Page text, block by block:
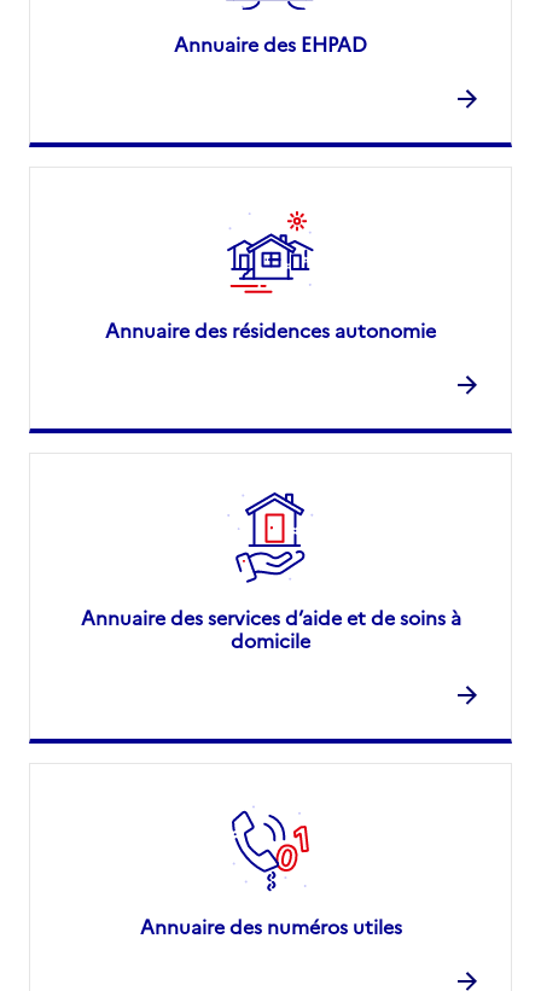
Annuaire des EHPAD
Annuaire des résidences autonomie
Annuaire des services d’aide et de soins à
domicile
Annuaire des numéros utiles